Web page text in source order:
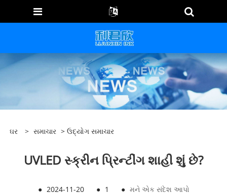
ઘર > સમાચાર > ઉદ્યોગ સમાચાર
UVLED સ્ક્રીન પ્રિન્ટીંગ શાહી શું છે?
● 2024-11-20 ● 1 ● મને એક સંદેશ આપો